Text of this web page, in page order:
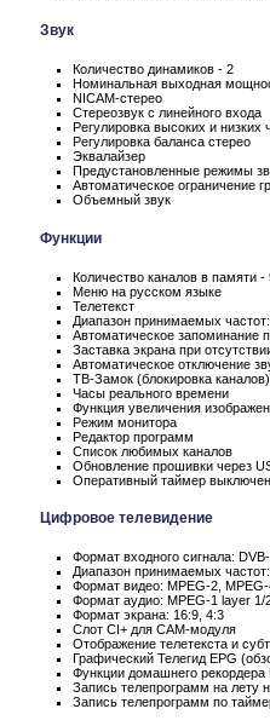
Звук
Количество динамиков - 2
Номинальная выходная
NICAM-стерео
Стереозвук с линейного входа
Регулировка высоких и низких
Регулировка баланса стерео
Эквалайзер
Предустановленные режимы
Автоматическое ограничение
Объемный звук
Функции
Количество каналов в памяти -
Меню на русском языке
Телетекст
Диапазон принимаемых
Автоматическое запоминание
Заставка экрана при
Автоматическое отключение
ТВ-Замок (блокировка каналов)
Часы реального времени
Функция увеличения
Режим монитора
Редактор программ
Список любимых каналов
Обновление прошивки через
Оперативный таймер
Цифровое телевидение
Формат входного сигнала:
Диапазон принимаемых
Формат видео: MPEG-2, MPEG-
Формат аудио: MPEG-1 layer 1/
Формат экрана: 16:9, 4:3
Слот CI+ для CAM-модуля
Отображение телетекста и
Графический Телегид EPG
Функции домашнего рекордера
Запись телепрограмм на лету
Запись телепрограмм по